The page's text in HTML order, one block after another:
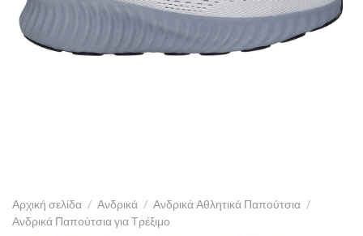
Αρχική σελίδα / Ανδρικά / Ανδρικά Αθλητικά Παπούτσια /
Ανδρικά Παπούτσια για Τρέξιμο